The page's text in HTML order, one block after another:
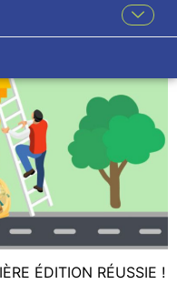
ÉDITION RÉUSSIE !